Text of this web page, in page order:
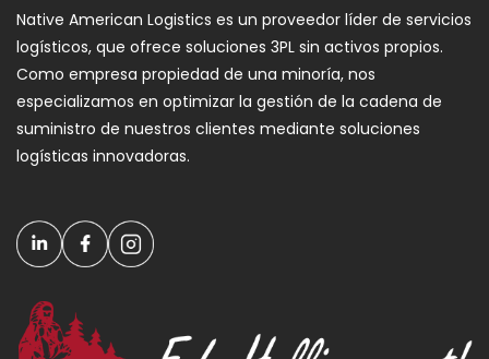
Native American Logistics es un proveedor líder de servicios
logísticos, que ofrece soluciones 3PL sin activos propios.
Como empresa propiedad de una minoría, nos
especializamos en optimizar la gestión de la cadena de
suministro de nuestros clientes mediante soluciones
logísticas innovadoras.